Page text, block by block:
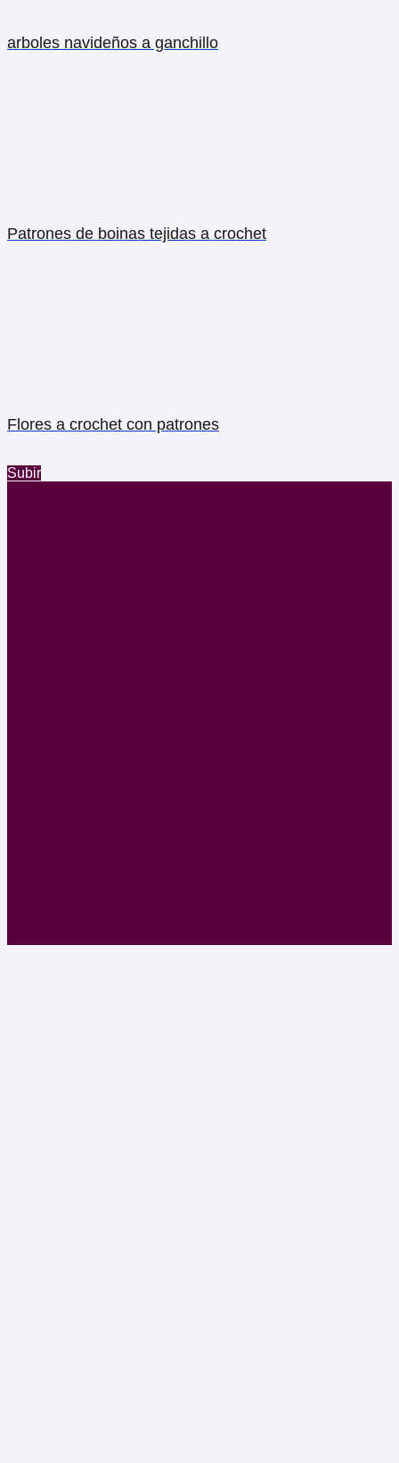
arboles navideños a ganchillo
Patrones de boinas tejidas a crochet
Flores a crochet con patrones
Subir